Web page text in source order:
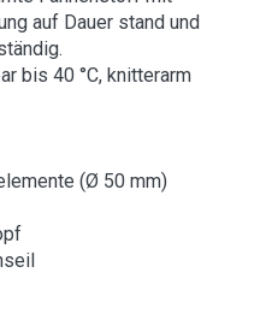
auf Dauer stand und
bis 40 °C, knitterarm
(Ø 50 mm)